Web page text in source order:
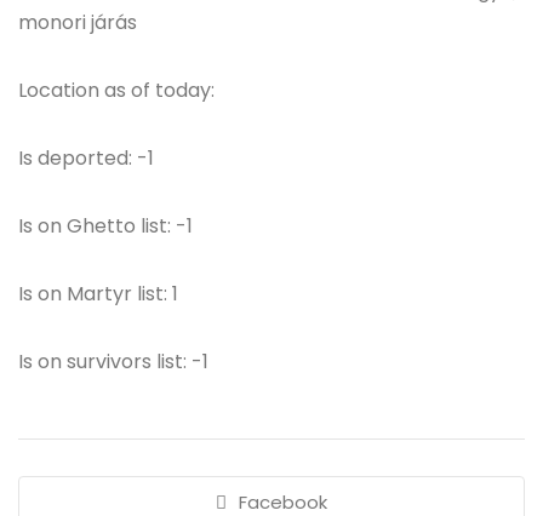
monori járás
Location as of today:
Is deported: -1
Is on Ghetto list: -1
Is on Martyr list: 1
Is on survivors list: -1
Facebook